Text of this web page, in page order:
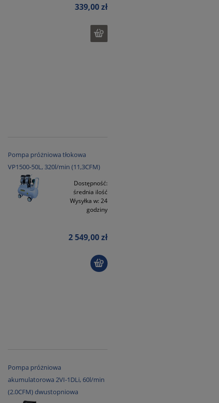
339,00 zł
Pompa próżniowa tłokowa
VP1500-50L, 320l/min (11,3CFM)
Dostępność:
średnia ilość
Wysyłka w: 24
godziny
2 549,00 zł
Pompa próżniowa
akumulatorowa 2VI-1DLi, 60l/min
(2.0CFM) dwustopniowa